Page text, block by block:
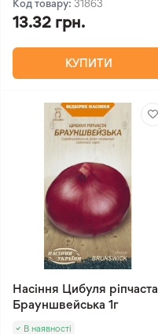
Код товару: 31863
13.32 грн.
КУПИТИ
Насіння Цибуля ріпчаста
Брауншвейська 1г
В наявності